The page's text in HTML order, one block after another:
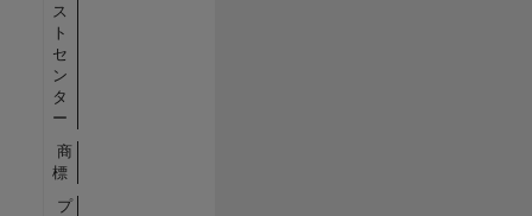
ス
ト
セ
ン
タ
ー
商
標
プ